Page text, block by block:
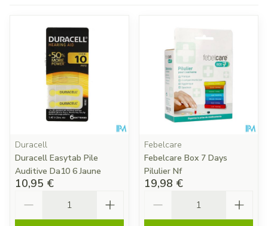
Duracell
Duracell Easytab Pile
Auditive Da10 6 Jaune
10,95 €
Febelcare
Febelcare Box 7 Days
Pilulier Nf
19,98 €